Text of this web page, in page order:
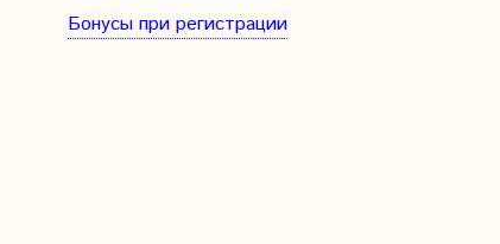
Бонусы при регистрации